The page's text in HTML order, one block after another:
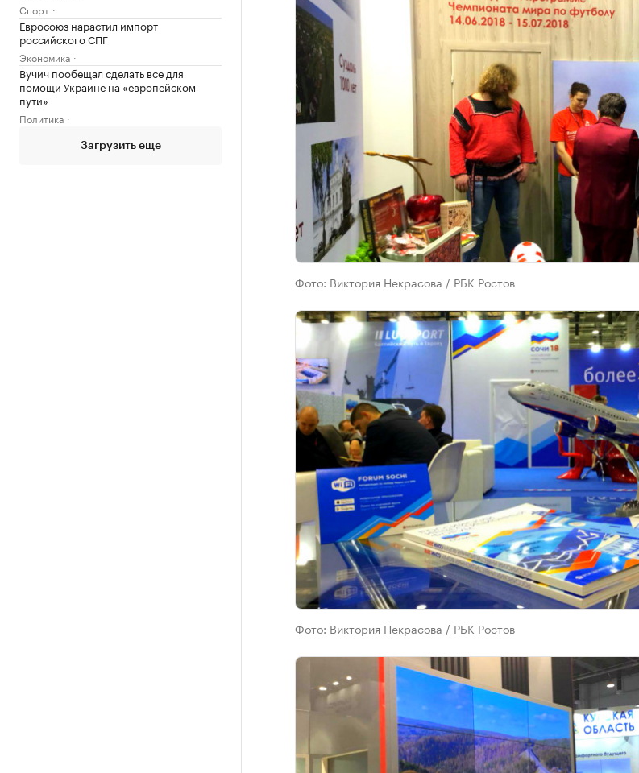
Спорт
Евросоюз нарастил импорт
российского СПГ
Экономика
Вучич пообещал сделать все для
помощи Украине на «европейском
пути»
Политика
Загрузить еще
Фото: Виктория Некрасова / РБК Ростов
Фото: Виктория Некрасова / РБК Ростов